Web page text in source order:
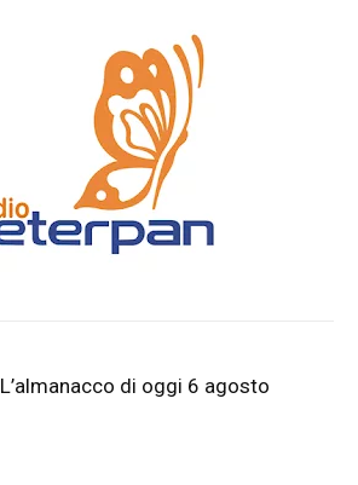
L’almanacco di oggi 6 agosto